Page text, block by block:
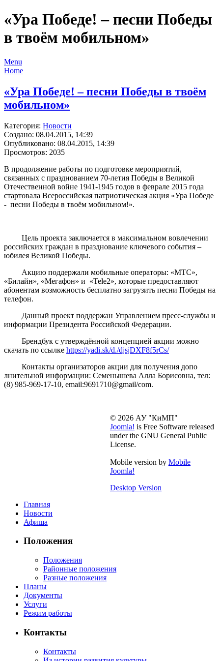
«Ура Победе! – песни Победы
в твоём мобильном»
Menu
Home
«Ура Победе! – песни Победы в твоём
мобильном»
Категория: Новости
Создано: 08.04.2015, 14:39
Опубликовано: 08.04.2015, 14:39
Просмотров: 2035
В продолжение работы по подготовке мероприятий,
связанных с празднованием 70-летия Победы в Великой
Отечественной войне 1941-1945 годов в феврале 2015 года
стартовала Всероссийская патриотическая акция «Ура Победе
- песни Победы в твоём мобильном!».
Цель проекта заключается в максимальном вовлечении
российских граждан в празднование ключевого события –
юбилея Великой Победы.
Акцию поддержали мобильные операторы: «МТС»,
«Билайн», «Мегафон» и «Теle2», которые предоставляют
абонентам возможность бесплатно загрузить песни Победы на
телефон.
Данный проект поддержан Управлением пресс-службы и
информации Президента Российской Федерации.
Брендбук с утверждённой концепцией акции можно
скачать по ссылке https://yadi.sk/d./djsjDXF8f5rCs/
Контакты организаторов акции для получения допо
лнительной информации: Семенышева Алла Борисовна, тел:
(8) 985-969-17-10, email:9691710@gmail/com.
© 2026 АУ "КиМП"
Joomla! is Free Software released
under the GNU General Public
License.
Mobile version by Mobile
Joomla!
Desktop Version
Главная
Новости
Афиша
Положения
Положения
Районные положения
Разные положения
Планы
Документы
Услуги
Режим работы
Контакты
Контакты